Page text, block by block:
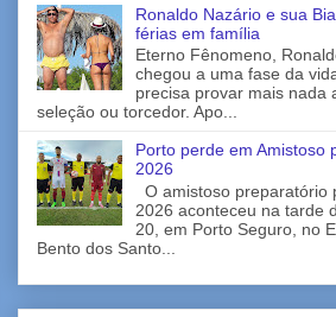
Ronaldo Nazário e sua
férias em família
Eterno Fênomeno,
chegou a uma fase da
precisa provar mais nada
seleção ou torcedor. Apo...
Porto perde em Amistoso
2026
O amistoso preparatório
2026 aconteceu na tarde
20, em Porto Seguro, no
Bento dos Santo...